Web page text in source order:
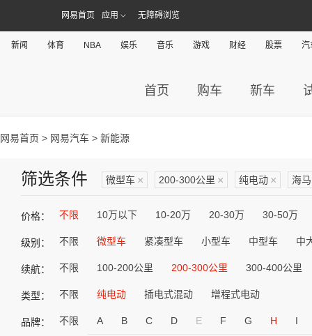
网易首页 应用 无障碍浏览
新闻 体育 NBA 娱乐 音乐 游戏 财经 股票 汽
首页 购车 新车
网易首页 > 网易汽车 > 新能源
筛选条件 微型车 × 200-300公里 × 纯电动 × 海马
价格： 不限 10万以下 10-20万 20-30万 30-50万
级别： 不限 微型车 紧凑型车 小型车 中型车 中
续航： 不限 100-200公里 200-300公里 300-400公里
类型： 不限 纯电动 插电式混动 增程式电动
品牌： 不限 A B C D E F G H I